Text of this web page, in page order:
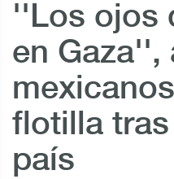
''Los ojos
en Gaza'',
flotilla
país